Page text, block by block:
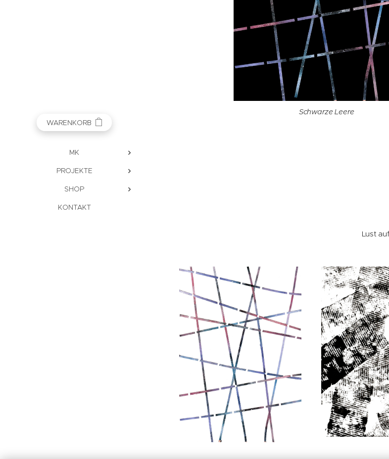
WARENKORB
MK
PROJEKTE
SHOP
KONTAKT
Schwarze Leere
Beispieldrucke auf Karte
Lust